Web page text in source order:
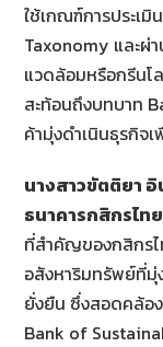
ใช้เกณฑ์การประเ
Taxonomy และผ่
แวดล้อมหรือกรีนโ
สะท้อนถึงบทบาท
ค้ามุ่งดำเนินธุรกิจ
นางสาวขัตติยา อิ
ธนาคารกสิกรไทย
ที่สำคัญของกสิกร
อสังหาริมทรัพย์ที่มุ่
ยั่งยืน ซึ่งสอดคล้อ
Bank of